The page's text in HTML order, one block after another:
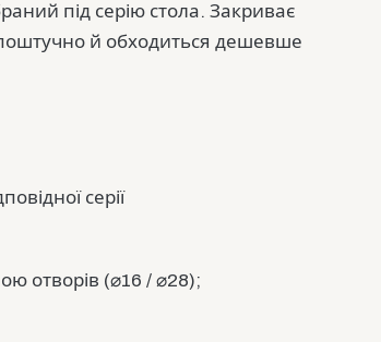
під серію стола. Закриває
поштучно й обходиться дешевше
серії
отворів (⌀16 / ⌀28);